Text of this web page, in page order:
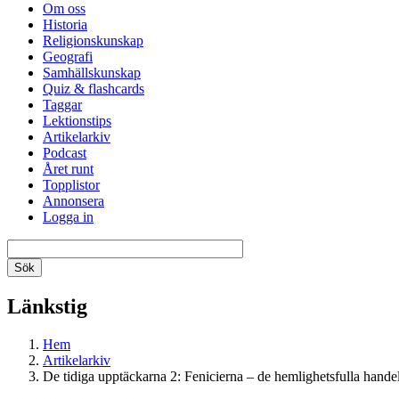
Om oss
Historia
Religionskunskap
Geografi
Samhällskunskap
Quiz & flashcards
Taggar
Lektionstips
Artikelarkiv
Podcast
Året runt
Topplistor
Annonsera
Logga in
Länkstig
Hem
Artikelarkiv
De tidiga upptäckarna 2: Fenicierna – de hemlighetsfulla